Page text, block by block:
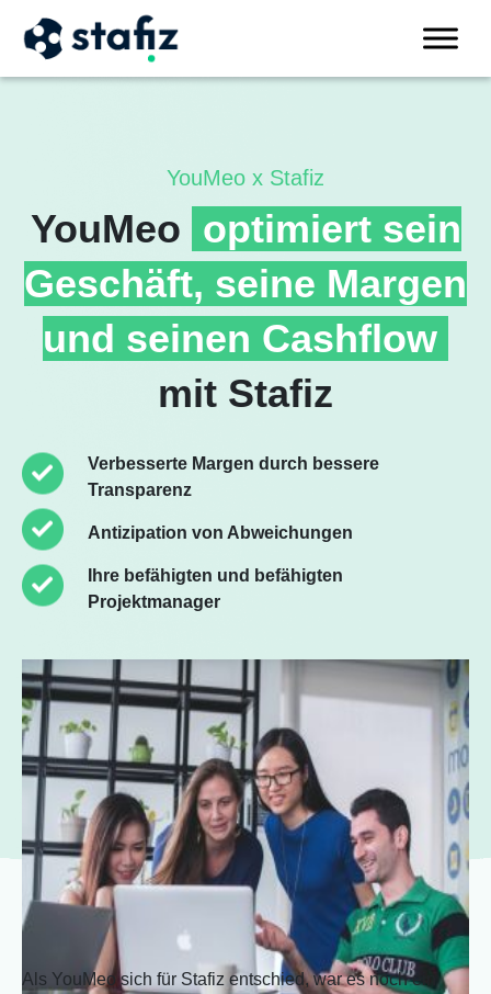
YouMeo x Stafiz
YouMeo optimiert sein
Geschäft, seine Margen
und seinen Cashflow
mit Stafiz
Verbesserte Margen durch bessere
Transparenz
Antizipation von Abweichungen
Ihre befähigten und befähigten
Projektmanager
Als YouMeo sich für Stafiz entschied, war es noch ein